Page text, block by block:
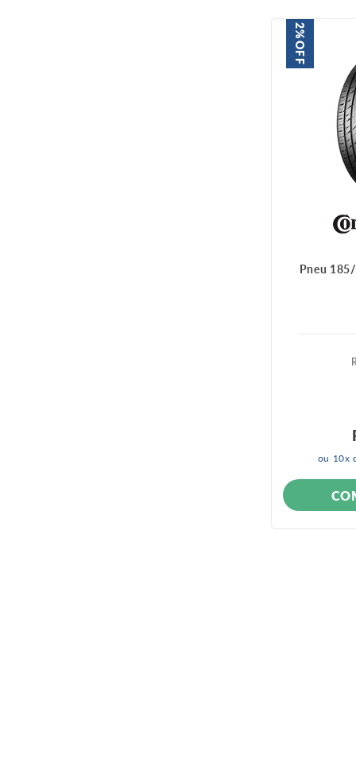
2%
OFF
Pneu
ou 10x